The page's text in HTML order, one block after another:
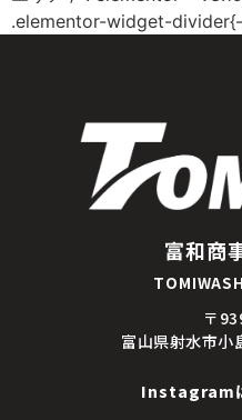
.elementor-widget-
富和商
〒
富山県射水市小
Instagram